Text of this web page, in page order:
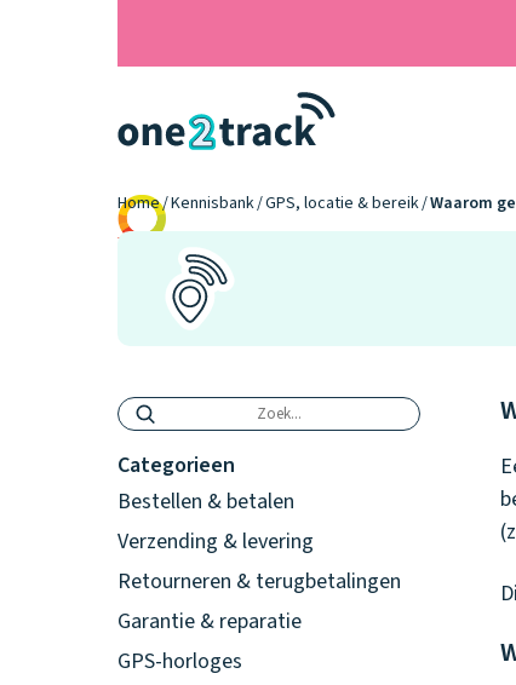
Home Kennisbank GPS, locatie & bereik Waarom
Categorieen
Bestellen & betalen
Verzending & levering
Retourneren & terugbetalingen
Garantie & reparatie
GPS-horloges